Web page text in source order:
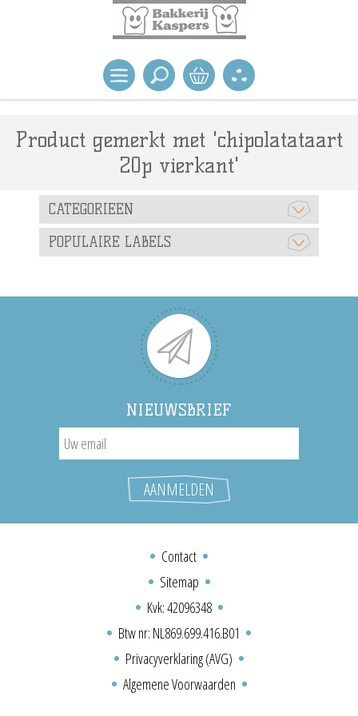
Product gemerkt met 'chipolatataart
20p vierkant'
CATEGORIEEN
POPULAIRE LABELS
NIEUWSBRIEF
Contact
Sitemap
Kvk: 42096348
Btw nr: NL869.699.416.B01
Privacyverklaring (AVG)
Algemene Voorwaarden